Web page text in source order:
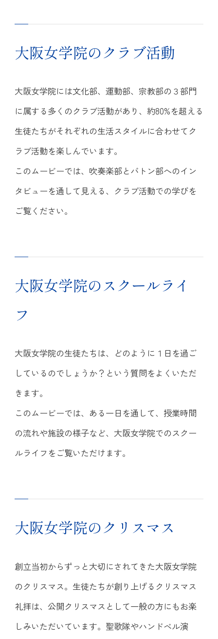
大阪女学院のクラブ活動
大阪女学院には文化部、運動部、宗教部の３部門
に属する多くのクラブ活動があり、約80%を超える
生徒たちがそれぞれの生活スタイルに合わせてク
ラブ活動を楽しんでいます。
このムービーでは、吹奏楽部とバトン部へのイン
タビューを通して見える、クラブ活動での学びを
ご覧ください。
大阪女学院のスクールライ
フ
大阪女学院の生徒たちは、どのように１日を過ご
しているのでしょうか？という質問をよくいただ
きます。
このムービーでは、ある一日を通して、授業時間
の流れや施設の様子など、大阪女学院でのスクー
ルライフをご覧いただけます。
大阪女学院のクリスマス
創立当初からずっと大切にされてきた大阪女学院
のクリスマス。生徒たちが創り上げるクリスマス
礼拝は、公開クリスマスとして一般の方にもお楽
しみいただいています。聖歌隊やハンドベル演